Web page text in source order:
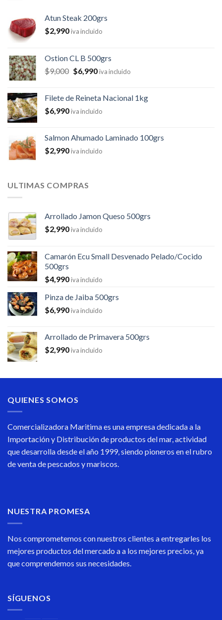
Atun Steak 200grs
$2,990iva incluido
Ostion CL B 500grs
$9,000 $6,990 iva incluido
Filete de Reineta Nacional 1kg
$6,990iva incluido
Salmon Ahumado Laminado 100grs
$2,990iva incluido
ULTIMAS COMPRAS
Arrollado Jamon Queso 500grs
$2,990iva incluido
Camarón Ecu Small Desvenado Pelado/Cocido
500grs
$4,990iva incluido
Pinza de Jaiba 500grs
$6,990iva incluido
Arrollado de Primavera 500grs
$2,990iva incluido
QUIENES SOMOS
Comercializadora Maritima es una empresa dedicada a la
Importación y Distribución de productos del mar, actividad
que desarrolla desde el año 1999, siendo pioneros en el rubro
de venta de pescados y mariscos.
NUESTRA PROMESA
Nos comprometemos con nuestros clientes a entregarles los
mejores productos del mercado a a los mejores precios, ya
que comprendemos sus necesidades.
SÍGUENOS